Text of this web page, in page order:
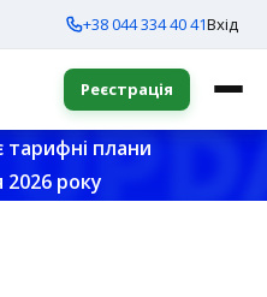
+38 044 334 40 41Вхід
Реєстрація
тарифні плани
2026 року